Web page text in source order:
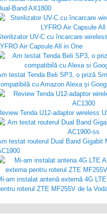
Band AX1800
UV-C cu încarcare
Air Capsule All in One
testat Tenda Beli SP3, o priză
cu Amazon Alexa și
Tenda U12-adaptor wireless
testat routerul Dual Band Gigabit
am instalat antenă externă 4G
roterul ZTE MF255V de la